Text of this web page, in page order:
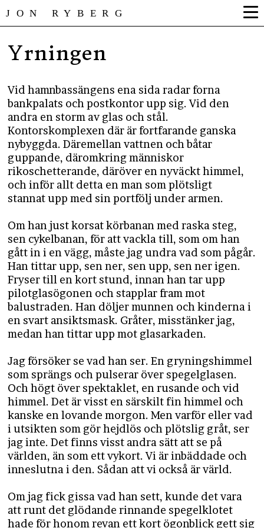
JON RYBERG
Yrningen
Vid hamnbassängens ena sida radar forna
bankpalats och postkontor upp sig. Vid den
andra en storm av glas och stål.
Kontorskomplexen där är fortfarande ganska
nybyggda. Däremellan vattnen och båtar
guppande, däromkring människor
rikoschetterande, däröver en nyväckt himmel,
och inför allt detta en man som plötsligt
stannat upp med sin portfölj under armen.
Om han just korsat körbanan med raska steg,
sen cykelbanan, för att vackla till, som om han
gått in i en vägg, måste jag undra vad som pågår.
Han tittar upp, sen ner, sen upp, sen ner igen.
Fryser till en kort stund, innan han tar upp
pilotglasögonen och stapplar fram mot
balustraden. Han döljer munnen och kinderna i
en svart ansiktsmask. Gråter, misstänker jag,
medan han tittar upp mot glasarkaden.
Jag försöker se vad han ser. En gryningshimmel
som sprängs och pulserar över spegelglasen.
Och högt över spektaklet, en rusande och vid
himmel. Det är visst en särskilt fin himmel och
kanske en lovande morgon. Men varför eller vad
i utsikten som gör hejdlös och plötslig gråt, ser
jag inte. Det finns visst andra sätt att se på
världen, än som ett vykort. Vi är inbäddade och
inneslutna i den. Sådan att vi också är värld.
Om jag fick gissa vad han sett, kunde det vara
att runt det glödande rinnande spegelklotet
hade för honom revan ett kort ögonblick gett sig